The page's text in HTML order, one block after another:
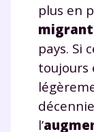
plus en
pays. Si
toujours
l’